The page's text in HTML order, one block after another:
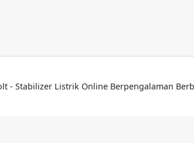
- Stabilizer Listrik Online Berpengalaman